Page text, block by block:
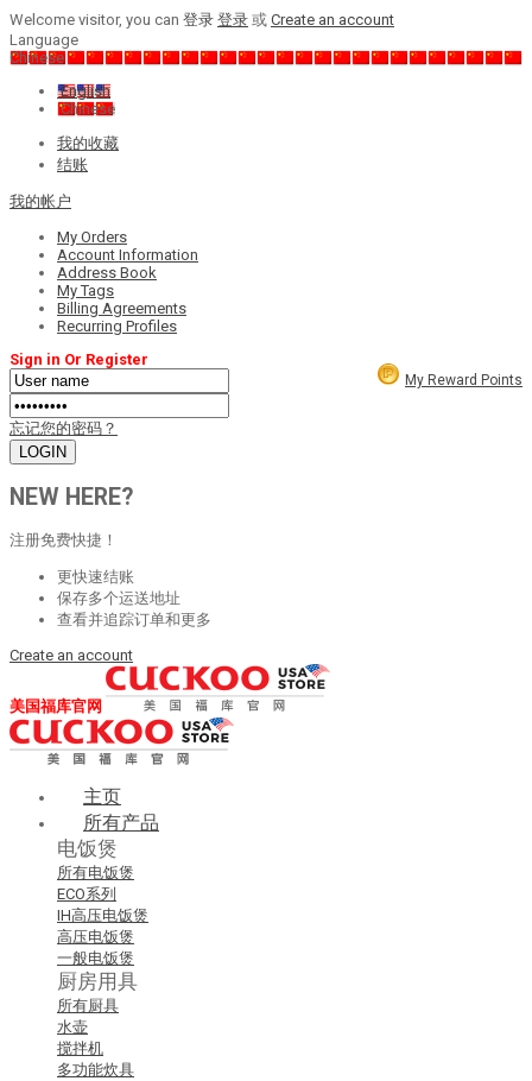
Welcome visitor, you can 登录 登录 或 Create an account
Language
Chinese
English
Chinese
我的收藏
结账
我的帐户
My Orders
Account Information
Address Book
My Tags
Billing Agreements
Recurring Profiles
My Reward Points
Sign in Or Register
忘记您的密码？
NEW HERE?
注册免费快捷！
更快速结账
保存多个运送地址
查看并追踪订单和更多
Create an account
美国福库官网
主页
所有产品
电饭煲
所有电饭煲
ECO系列
IH高压电饭煲
高压电饭煲
一般电饭煲
厨房用具
所有厨具
水壶
搅拌机
多功能炊具